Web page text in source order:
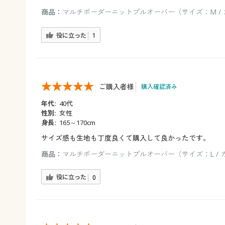
商品： マルチボーダーニットプルオーバー（サイズ：M /
役に立った 1
ご購入者様 購入確認済み
年代: 40代
性別: 女性
身長: 165～170cm
サイズ感も生地も丁度良くて購入して良かったです。
商品： マルチボーダーニットプルオーバー（サイズ：L /
役に立った 0